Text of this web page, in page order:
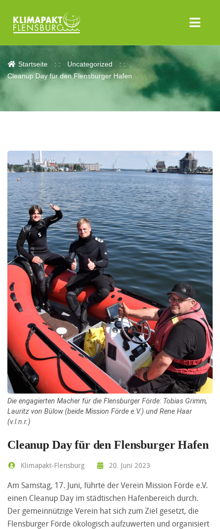
Aktuelles
Startseite
Uncategorized
Cleanup Day für den Flensburger Hafen
Die engagierten Macher für die Flensburger Förde: Tobias Grimm,
Lauritz von Bülow (beide Mission Förde e.V.) und Rene Haar
(v.l.n.r.)
Cleanup Day für den Flensburger Hafen
Klimapakt-Flensburg 20. Juni 2023
Am Samstag, 17. Juni, führte der Verein Mission Förde e.V.
einen Cleanup Day im städtischen Hafenbereich durch.
Der gemeinnützige Verein hat sich zum Ziel gesetzt, die
Flensburger Förde ökologisch aufzuwerten und organisiert